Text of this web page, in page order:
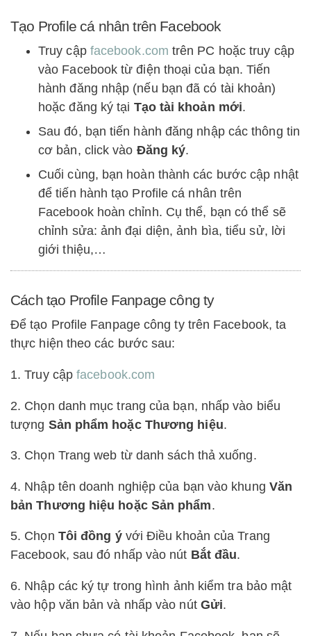
Tạo Profile cá nhân trên Facebook
Truy cập facebook.com trên PC hoặc truy cập
vào Facebook từ điện thoại của bạn. Tiến
hành đăng nhập (nếu bạn đã có tài khoản)
hoặc đăng ký tại Tạo tài khoản mới.
Sau đó, bạn tiến hành đăng nhập các thông tin
cơ bản, click vào Đăng ký.
Cuối cùng, bạn hoàn thành các bước cập nhật
để tiến hành tạo Profile cá nhân trên
Facebook hoàn chỉnh. Cụ thể, bạn có thể sẽ
chỉnh sửa: ảnh đại diện, ảnh bìa, tiểu sử, lời
giới thiệu,…
Cách tạo Profile Fanpage công ty
Để tạo Profile Fanpage công ty trên Facebook, ta
thực hiện theo các bước sau:
1. Truy cậpfacebook.com
2. Chọn danh mục trang của bạn, nhấp vào biểu
tượng Sản phẩm hoặc Thương hiệu.
3. Chọn Trang web từ danh sách thả xuống.
4. Nhập tên doanh nghiệp của bạn vào khung Văn
bản Thương hiệu hoặc Sản phẩm.
5. Chọn Tôi đồng ývới Điều khoản của Trang
Facebook, sau đó nhấp vào nút Bắt đầu.
6. Nhập các ký tự trong hình ảnh kiểm tra bảo mật
vào hộp văn bản và nhấp vào nút Gửi.